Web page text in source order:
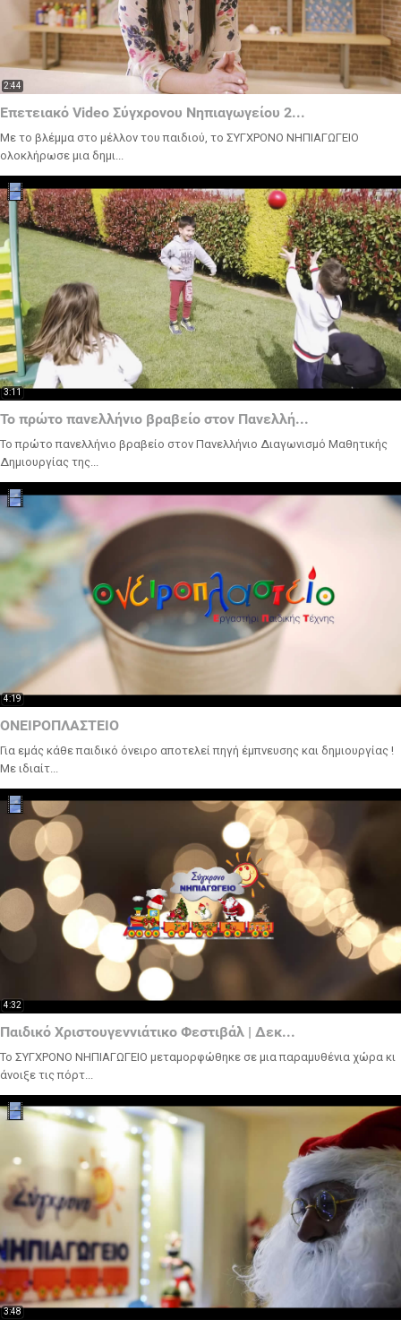
2:44
Επετειακό Video Σύγχρονου Νηπιαγωγείου 2...
Με το βλέμμα στο μέλλον του παιδιού, το ΣΥΓΧΡΟΝΟ ΝΗΠΙΑΓΩΓΕΙΟ
ολοκλήρωσε μια δημι...
3:11
Το πρώτο πανελλήνιο βραβείο στον Πανελλή...
Το πρώτο πανελλήνιο βραβείο στον Πανελλήνιο Διαγωνισμό Μαθητικής
Δημιουργίας της...
4:19
ΟΝΕΙΡΟΠΛΑΣΤΕΙΟ
Για εμάς κάθε παιδικό όνειρο αποτελεί πηγή έμπνευσης και δημιουργίας !
Με ιδιαίτ...
4:32
Παιδικό Χριστουγεννιάτικο Φεστιβάλ | Δεκ...
Το ΣΥΓΧΡΟΝΟ ΝΗΠΙΑΓΩΓΕΙΟ μεταμορφώθηκε σε μια παραμυθένια χώρα κι
άνοιξε τις πόρτ...
3:48